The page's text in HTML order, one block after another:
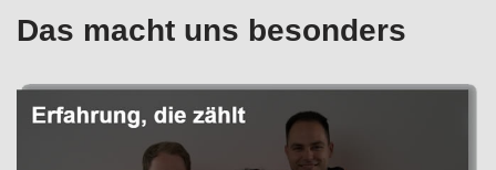
Das macht uns besonders